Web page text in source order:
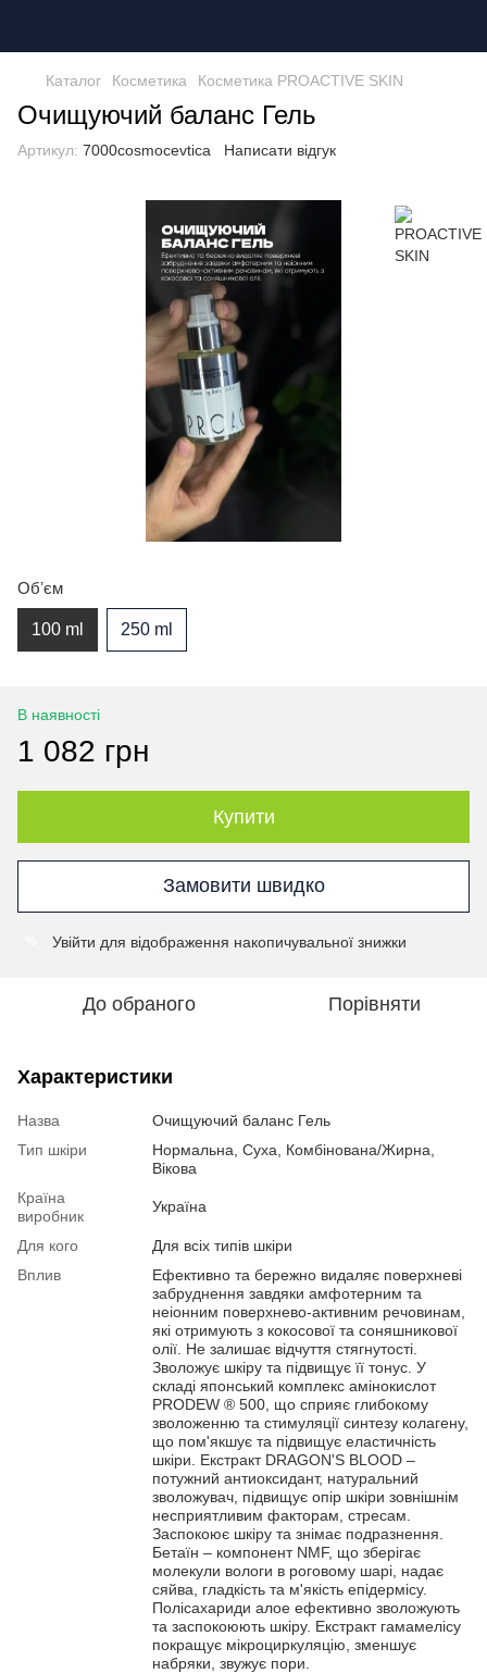
Каталог Косметика Косметика PROACTIVE SKIN
Очищуючий баланс Гель
Артикул: 7000cosmocevtica Написати відгук
Обʼєм
100 ml 250 ml
В наявності
1 082 грн
Купити
Замовити швидко
Увійти для відображення накопичувальної знижки
До обраного Порівняти
Характеристики
Назва
Очищуючий баланс Гель
Тип шкіри
Нормальна, Суха, Комбінована/Жирна,
Вікова
Країна
виробник
Україна
Для кого
Для всіх типів шкіри
Вплив
Ефективно та бережно видаляє поверхневі
забруднення завдяки амфотерним та
неіонним поверхнево-активним речовинам,
які отримують з кокосової та соняшникової
олії. Не залишає відчуття стягнутості.
Зволожує шкіру та підвищує її тонус. У
складі японський комплекс амінокислот
PRODEW ® 500, що сприяє глибокому
зволоженню та стимуляції синтезу колагену,
що пом'якшує та підвищує еластичність
шкіри. Екстракт DRAGON'S BLOOD –
потужний антиоксидант, натуральний
зволожувач, підвищує опір шкіри зовнішнім
несприятливим факторам, стресам.
Заспокоює шкіру та знімає подразнення.
Бетаїн – компонент NMF, що зберігає
молекули вологи в роговому шарі, надає
сяйва, гладкість та м'якість епідермісу.
Полісахариди алое ефективно зволожують
та заспокоюють шкіру. Екстракт гамамелісу
покращує мікроциркуляцію, зменшує
набряки, звужує пори.